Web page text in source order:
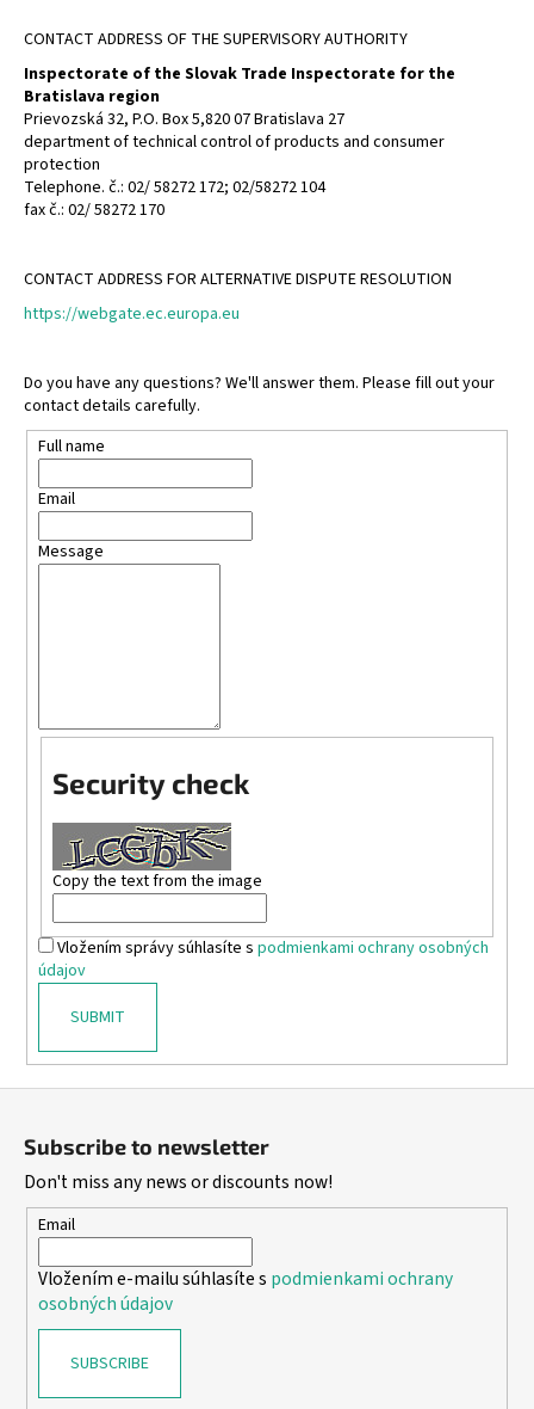
CONTACT ADDRESS OF THE SUPERVISORY AUTHORITY
Inspectorate of the Slovak Trade Inspectorate for the
Bratislava region
Prievozská 32, P.O. Box 5,820 07 Bratislava 27
department of technical control of products and consumer
protection
Telephone. č.: 02/ 58272 172; 02/58272 104
fax č.: 02/ 58272 170
CONTACT ADDRESS FOR ALTERNATIVE DISPUTE RESOLUTION
https://webgate.ec.europa.eu
Do you have any questions? We'll answer them. Please fill out your
contact details carefully.
Full name
Email
Message
Security check
Copy the text from the image
Vložením správy súhlasíte s podmienkami ochrany osobných
údajov
SUBMIT
SEARCH
r
e
o
m
m
SANTO
OLIVE
VOLCANO
€26,55
Subscribe to newsletter
Don't miss any news or discounts now!
Email
Vložením e-mailu súhlasíte s podmienkami ochrany
osobných údajov
SUBSCRIBE